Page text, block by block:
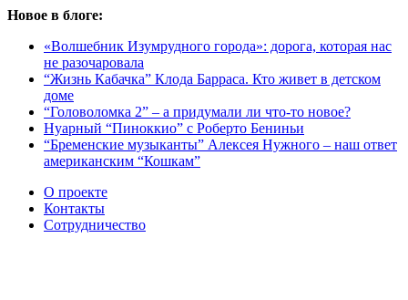
Новое в блоге:
«Волшебник Изумрудного города»: дорога, которая нас
не разочаровала
“Жизнь Кабачка” Клода Барраса. Кто живет в детском
доме
“Головоломка 2” – а придумали ли что-то новое?
Нуарный “Пиноккио” с Роберто Бениньи
“Бременские музыканты” Алексея Нужного – наш ответ
американским “Кошкам”
О проекте
Контакты
Сотрудничество